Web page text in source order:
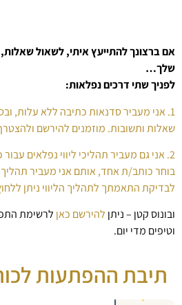
אם ברצונך להתייעץ איתי, לשאול
שלך…
לפניך שתי דרכים נפלאות:
1. אני מעביר סדנאות כתיבה ללא עלות,
שאלות ותשובות. מוזמנים להירשם
2. אני גם מעביר תהליכי ליווי נפלאים
בוחר כותב/ת אחד, אותם אני מעביר תהליך
לבדיקת התאמתך לתהליך הליווי ניתן
ובונוס קטן – ניתן להירשם כאן לרשימת
וטיפים מדי יום.
תיבת ההפתעות